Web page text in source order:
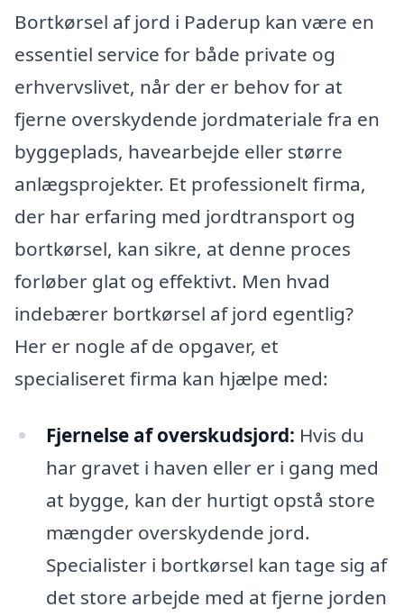
Bortkørsel af jord i Paderup kan være en
essentiel service for både private og
erhvervslivet, når der er behov for at
fjerne overskydende jordmateriale fra en
byggeplads, havearbejde eller større
anlægsprojekter. Et professionelt firma,
der har erfaring med jordtransport og
bortkørsel, kan sikre, at denne proces
forløber glat og effektivt. Men hvad
indebærer bortkørsel af jord egentlig?
Her er nogle af de opgaver, et
specialiseret firma kan hjælpe med:
Fjernelse af overskudsjord: Hvis du
har gravet i haven eller er i gang med
at bygge, kan der hurtigt opstå store
mængder overskydende jord.
Specialister i bortkørsel kan tage sig af
det store arbejde med at fjerne jorden